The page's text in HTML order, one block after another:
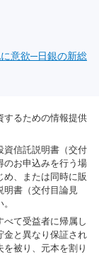
意欲─日銀の新総
するための情報提供
資信託説明書（交付
のお申込みを行う場
、または同時に販
書（交付目論見
て受益者に帰属し
金と異なり保証され
被り、元本を割り